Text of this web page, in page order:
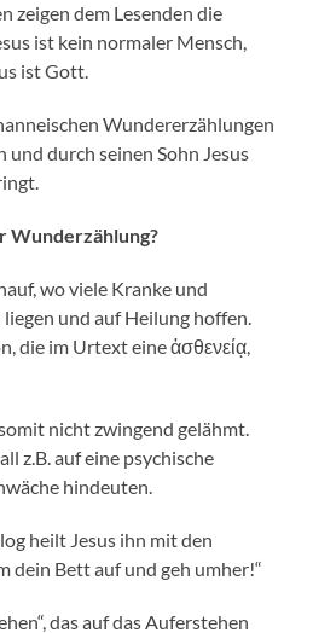
zeigen dem Lesenden die
ist kein normaler Mensch,
ist Gott.
Wundererzählungen
und durch seinen Sohn Jesus
Wunderzählung?
wo viele Kranke und
und auf Heilung hoffen.
die im Urtext eine ἀσθενείᾳ,
nicht zwingend gelähmt.
z.B. auf eine psychische
hindeuten.
heilt Jesus ihn mit den
dein Bett auf und geh umher!“
das auf das Auferstehen